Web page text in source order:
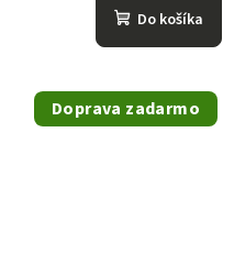
Do košíka
Doprava zadarmo